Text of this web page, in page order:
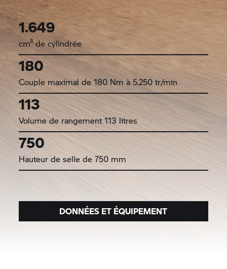
1.649
cm³ de cylindrée
180
Couple maximal de 180 Nm à 5.250 tr/min
113
Volume de rangement 113 litres
750
Hauteur de selle de 750 mm
DONNÉES ET ÉQUIPEMENT